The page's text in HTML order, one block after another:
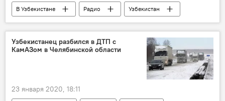
В Узбекистане Радио
Узбекистан
Мигранты
Министерство занятости и трудовых отношений
Узбекистанец разбился в ДТП с
КамАЗом в Челябинской области
23 января 2020, 18:11